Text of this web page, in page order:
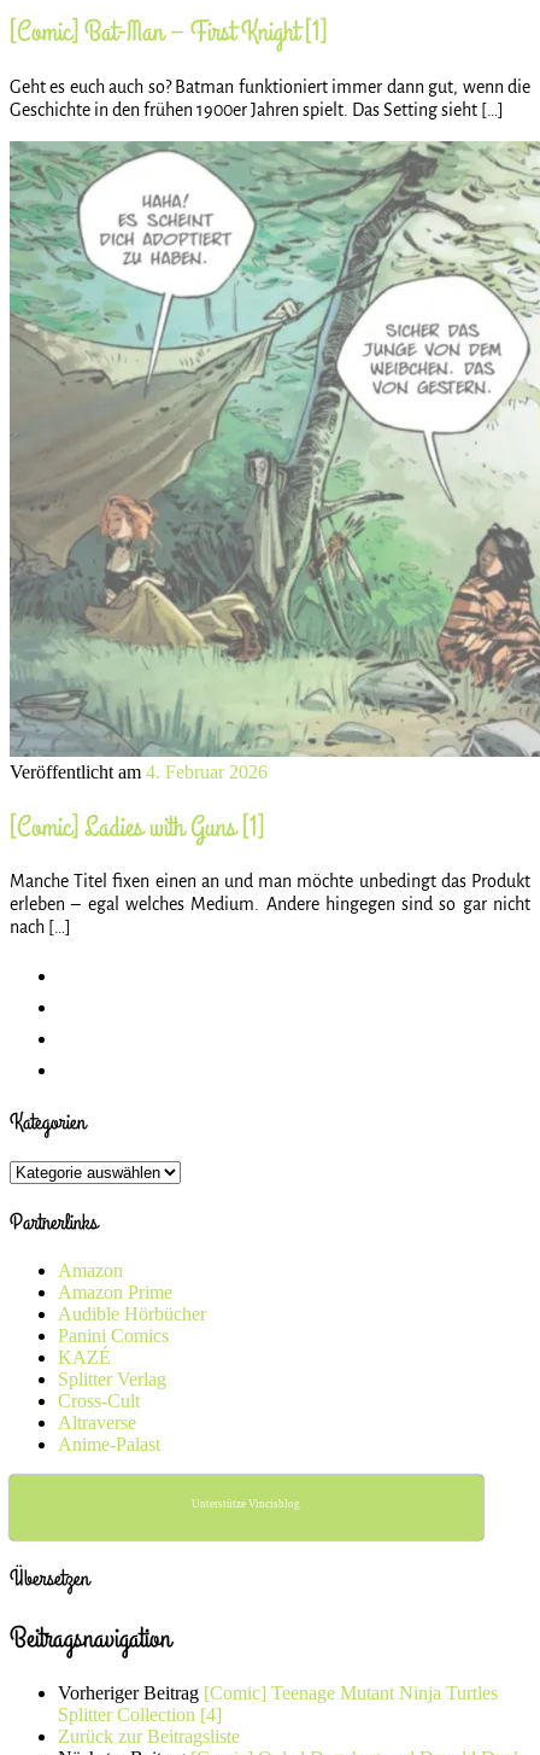
[Comic] Bat-Man – First Knight [1]
Geht es euch auch so? Batman funktioniert immer dann gut, wenn die
Geschichte in den frühen 1900er Jahren spielt. Das Setting sieht […]
Veröffentlicht am 4. Februar 2026
[Comic] Ladies with Guns [1]
Manche Titel fixen einen an und man möchte unbedingt das Produkt
erleben – egal welches Medium. Andere hingegen sind so gar nicht
nach […]
Kategorien
Kategorien
Partnerlinks
Amazon
Amazon Prime
Audible Hörbücher
Panini Comics
KAZÉ
Splitter Verlag
Cross-Cult
Altraverse
Anime-Palast
Unterstütze Vincisblog
Übersetzen
Beitragsnavigation
Vorheriger Beitrag [Comic] Teenage Mutant Ninja Turtles
Splitter Collection [4]
Zurück zur Beitragsliste